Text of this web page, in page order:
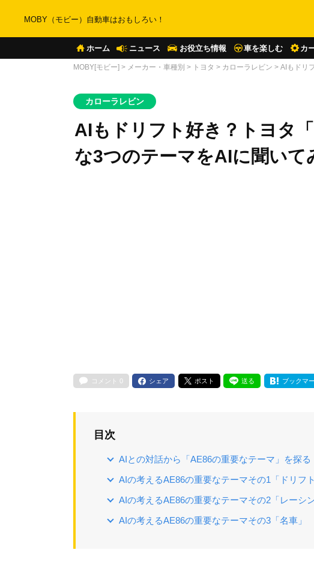
MOBY（モビー）自動車はおもしろい！
ホーム ニュース お役立ち情報 車を楽しむ カ
MOBY[モビー] > メーカー・車種別 > トヨタ > カローラレビン > AIもドリ
カローラレビン
AIもドリフト好き？トヨタ
な3つのテーマをAIに聞いて
コメント 0 シェア ポスト 送る ブックマ
目次
AIとの対話から「AE86の重要なテーマ」を探る
AIの考えるAE86の重要なテーマその1「ドリフト
AIの考えるAE86の重要なテーマその2「レーシン
AIの考えるAE86の重要なテーマその3「名車」